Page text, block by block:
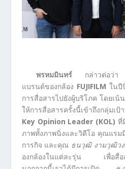
พรหมมินทร์กล่าวต่อว่า “
แบรนด์ของกล้อง FUJIFILM ในปี
การสื่อสารไปยังผู้บริโภค โดยเน้
ให้การสื่อสารครั้งนี้เข้าถึงกลุ่มเ
Key Opinion Leader (KOL)ที่
ภาพทั้งภาพนิ่งและวิดีโอ คุณแร
การกิจ และคุณ ธนวุฒิ งามวุฒิว
องกล้องในแต่ละรุ่น เพื่อสื่อส